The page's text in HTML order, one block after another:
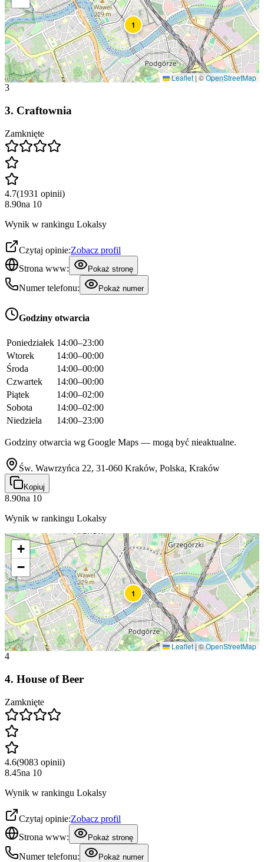
1
Leaflet|©OpenStreetMap
3
3. Craftownia
Zamknięte
4.7(1931 opinii)
8.90na 10
Wynik w rankingu Lokalsy
Czytaj opinie:Zobacz profil
Strona www:
Pokaż stronę
Numer telefonu: Pokaż numer
Godziny otwarcia
Poniedziałek 14:00–23:00
Wtorek
14:00–00:00
Środa
14:00–00:00
Czwartek
14:00–00:00
Piątek
14:00–02:00
Sobota
14:00–02:00
Niedziela
14:00–23:00
Godziny otwarcia wg Google Maps — mogą być nieaktualne.
Św. Wawrzyńca 22, 31-060 Kraków, Polska, Kraków
Kopiuj
8.90na 10
Wynik w rankingu Lokalsy
1
+
−
Leaflet|©OpenStreetMap
4
4. House of Beer
Zamknięte
4.6(9083 opinii)
8.45na 10
Wynik w rankingu Lokalsy
Czytaj opinie:Zobacz profil
Strona www:
Pokaż stronę
Numer telefonu: Pokaż numer